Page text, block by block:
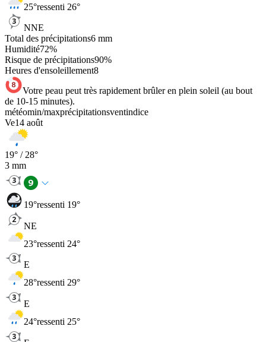
25°ressenti 26°
NNE
Total des précipitations6 mm
Humidité72%
Risque de précipitations90%
Heures d'ensoleillement8
Votre peau peut très rapidement brûler en plein soleil (au bout
de 10-15 minutes).
météomin/maxprécipitationsventindice
Ve14 août
19° / 28°
3 mm
19°ressenti 19°
NE
23°ressenti 24°
E
28°ressenti 29°
E
24°ressenti 25°